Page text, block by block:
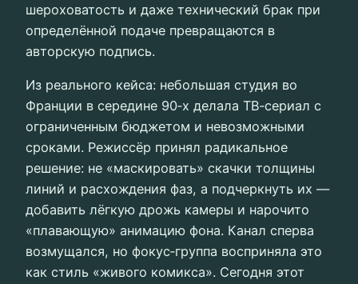
шероховатость и даже технический брак при
определённой подаче превращаются в
авторскую подпись.
Из реального кейса: небольшая студия во
Франции в середине 90‑х делала ТВ‑сериал с
ограниченным бюджетом и невозможными
сроками. Режиссёр принял радикальное
решение: не «маскировать» скачки толщины
линий и расхождения фаз, а подчеркнуть их —
добавить лёгкую дрожь камеры и нарочито
«плавающую» анимацию фона. Канал сперва
возмущался, но фокус‑группа восприняла это
как стиль «живого комикса». Сегодня этот